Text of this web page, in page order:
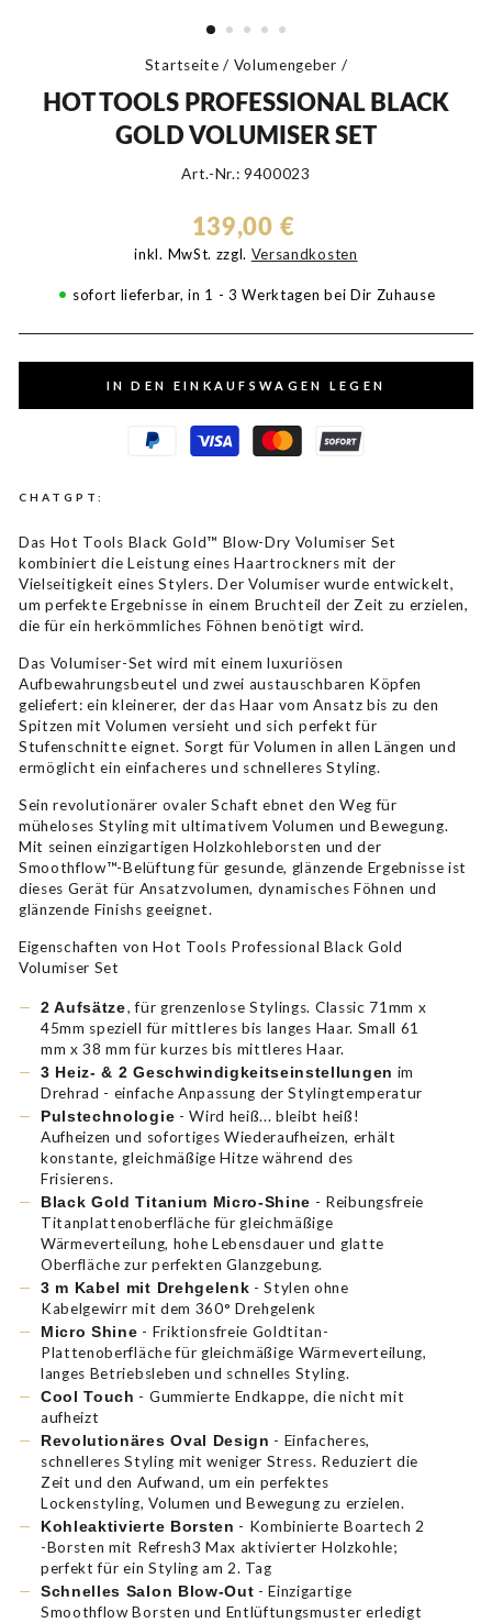
Startseite / Volumengeber /
HOT TOOLS PROFESSIONAL BLACK
GOLD VOLUMISER SET
Art.-Nr.: 9400023
Normaler
139,00 €
inkl. MwSt. zzgl. Versandkosten
• sofort lieferbar, in 1 - 3 Werktagen bei Dir Zuhause
IN DEN EINKAUFSWAGEN LEGEN
CHATGPT:
Das Hot Tools Black Gold™ Blow-Dry Volumiser Set
kombiniert die Leistung eines Haartrockners mit der
Vielseitigkeit eines Stylers. Der Volumiser wurde entwickelt,
um perfekte Ergebnisse in einem Bruchteil der Zeit zu erzielen,
die für ein herkömmliches Föhnen benötigt wird.
Das Volumiser-Set wird mit einem luxuriösen
Aufbewahrungsbeutel und zwei austauschbaren Köpfen
geliefert: ein kleinerer, der das Haar vom Ansatz bis zu den
Spitzen mit Volumen versieht und sich perfekt für
Stufenschnitte eignet. Sorgt für Volumen in allen Längen und
ermöglicht ein einfacheres und schnelleres Styling.
Sein revolutionärer ovaler Schaft ebnet den Weg für
müheloses Styling mit ultimativem Volumen und Bewegung.
Mit seinen einzigartigen Holzkohleborsten und der
Smoothflow™-Belüftung für gesunde, glänzende Ergebnisse ist
dieses Gerät für Ansatzvolumen, dynamisches Föhnen und
glänzende Finishs geeignet.
Eigenschaften von Hot Tools Professional Black Gold
Volumiser Set
2 Aufsätze, für grenzenlose Stylings. Classic 71mm x
45mm speziell für mittleres bis langes Haar. Small 61
mm x 38 mm für kurzes bis mittleres Haar.
3 Heiz- & 2 Geschwindigkeitseinstellungen im
Drehrad - einfache Anpassung der Stylingtemperatur
Pulstechnologie - Wird heiß... bleibt heiß!
Aufheizen und sofortiges Wiederaufheizen, erhält
konstante, gleichmäßige Hitze während des
Frisierens.
Black Gold Titanium Micro-Shine - Reibungsfreie
Titanplattenoberfläche für gleichmäßige
Wärmeverteilung, hohe Lebensdauer und glatte
Oberfläche zur perfekten Glanzgebung.
3 m Kabel mit Drehgelenk - Stylen ohne
Kabelgewirr mit dem 360° Drehgelenk
Micro Shine - Friktionsfreie Goldtitan-
Plattenoberfläche für gleichmäßige Wärmeverteilung,
langes Betriebsleben und schnelles Styling.
Cool Touch - Gummierte Endkappe, die nicht mit
aufheizt
Revolutionäres Oval Design - Einfacheres,
schnelleres Styling mit weniger Stress. Reduziert die
Zeit und den Aufwand, um ein perfektes
Lockenstyling, Volumen und Bewegung zu erzielen.
Kohleaktivierte Borsten - Kombinierte Boartech 2
-Borsten mit Refresh3 Max aktivierter Holzkohle;
perfekt für ein Styling am 2. Tag
Schnelles Salon Blow-Out - Einzigartige
Smoothflow Borsten und Entlüftungsmuster erledigt